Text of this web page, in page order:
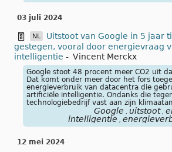
03 juli 2024
NL
Uitstoot van Google in 5 jaar
gestegen, vooral door energievraag
intelligentie - Vincent Merckx
Google stoot 48 procent meer CO2 uit
Dat komt onder meer door het fors
energieverbruik van datacentra die
artificiële intelligentie. Ondanks die
technologiebedrijf vast aan zijn
Google uitstoot
intelligentie
12 mei 2024